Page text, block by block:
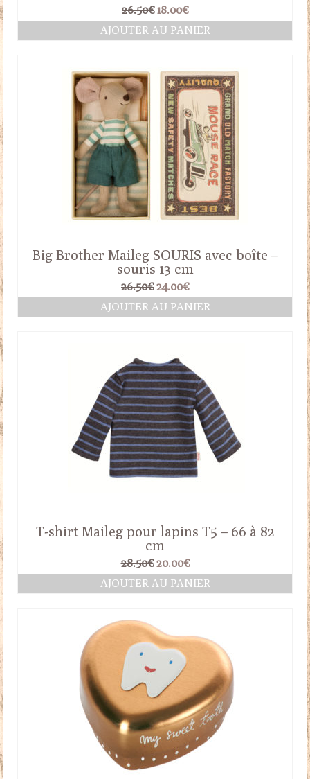
26.50€ Le
prix
initial
18.00€Le
prix
actuel
AJOUTER AU PANIER
Big Brother Maileg SOURIS avec boîte –
souris 13 cm
26.50€ Le
prix
initial
24.00€Le
prix
actuel
AJOUTER AU PANIER
T-shirt Maileg pour lapins T5 – 66 à 82
cm
28.50€ Le
prix
initial
20.00€Le
prix
actuel
AJOUTER AU PANIER